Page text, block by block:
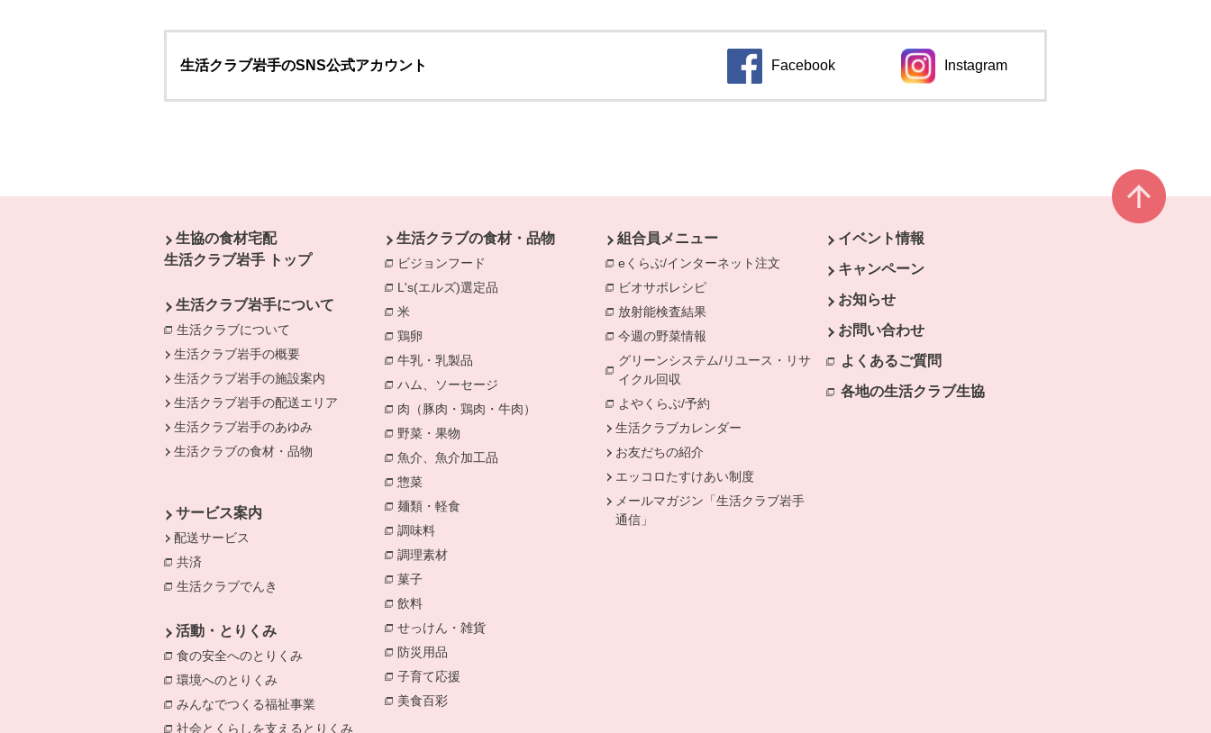
生活クラブ岩手のSNS公式アカウント Facebook Instagram
生協の食材宅配
生活クラブ岩手 トップ
生活クラブ岩手について
生活クラブについて
生活クラブ岩手の概要
生活クラブ岩手の施設案内
生活クラブ岩手の配送エリア
生活クラブ岩手のあゆみ
生活クラブの食材・品物
サービス案内
配送サービス
共済
生活クラブでんき
別のウィンドウで開きます。
活動・とりくみ
食の安全へのとりくみ 別のウィンドウで開きます。
環境へのとりくみ 別のウィンドウで開きます。
みんなでつくる福祉事業 別のウィンドウで開きます。
社会とくらしを支えるとりくみ
生活クラブの食材・品物
ビジョンフード
別のウィンドウで開きます。
L's(エルズ)選定品 別のウィンドウで開きます。
米
鶏卵
牛乳・乳製品 別のウィンドウで開きます。
ハム、ソーセージ 別のウィンドウで開きます。
肉（豚肉・鶏肉・牛肉）
別のウィンドウで開きます。
野菜・果物 別のウィンドウで開きます。
魚介、魚介加工品 別のウィンドウで開きます。
惣菜
麺類・軽食 別のウィンドウで開きます。
調味料
調理素材
菓子
飲料
せっけん・雑貨
防災用品
子育て応援
美食百彩
組合員メニュー
eくらぶ/インターネット注文 別のウィンドウで開きます。
ビオサポレシピ
放射能検査結果 別のウィンドウで開きます。
今週の野菜情報 別のウィンドウで開きます。
グリーンシステム/リユース・リサ
イクル回収
よやくらぶ/予約
生活クラブカレンダー
お友だちの紹介
エッコロたすけあい制度
メールマガジン「生活クラブ岩手
通信」
イベント情報
キャンペーン
お知らせ
お問い合わせ
よくあるご質問
各地の生活クラブ生協